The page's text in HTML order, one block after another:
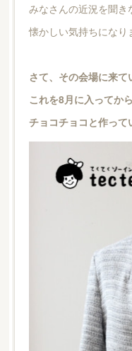
みなさんの近況を聞き
懐かしい気持ちになり
さて、その会場に来て
これを8月に入ってから
チョコチョコと作って